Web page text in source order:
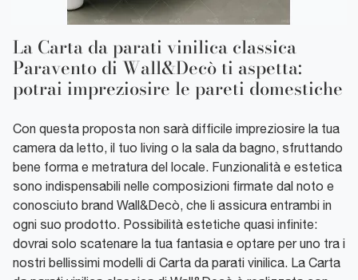
La Carta da parati vinilica classica
Paravento di Wall&Decò ti aspetta:
potrai impreziosire le pareti domestiche
Con questa proposta non sarà difficile impreziosire la tua
camera da letto, il tuo living o la sala da bagno, sfruttando
bene forma e metratura del locale. Funzionalità e estetica
sono indispensabili nelle composizioni firmate dal noto e
conosciuto brand Wall&Decò, che li assicura entrambi in
ogni suo prodotto. Possibilità estetiche quasi infinite:
dovrai solo scatenare la tua fantasia e optare per uno tra i
nostri bellissimi modelli di Carta da parati vinilica. La Carta